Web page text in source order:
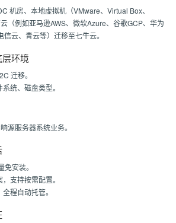
机房、本地虚拟机（VMware、Virtual Box、
（例如亚马逊AWS、微软Azure、谷歌GCP、华为
云、青云等）迁移至七牛云。
环境
迁移。
统、磁盘类型。
源服务器系统业务。
安装。
支持按需配置。
程自动托管。